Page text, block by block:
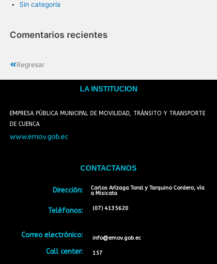
Sin categoría
Comentarios recientes
Regresar
LA INSTITUCION
EMPRESA PÚBLICA MUNICIPAL DE MOVILIDAD, TRÁNSITO Y TRANSPORTE
DE CUENCA
www.emov.gob.ec
CONTACTANOS
Dirección:
Teléfonos:
Correo electrónico:
Call center:
Carlos Arízaga Toral y Tarquino Cordero, vía
a Misicata
(07) 4135620
info@emov.gob.ec
157